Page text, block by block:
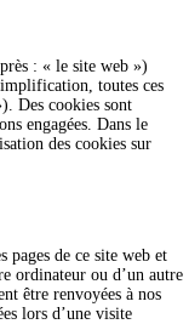
: « le site web »)
toutes ces
Des cookies sont
engagées. Dans le
des cookies sur
de ce site web et
ordinateur ou d’un autre
être renvoyées à nos
lors d’une visite